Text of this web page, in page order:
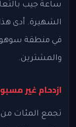
ساعة جيب
الشهيرة. أدى
في منطقة سوهو
والمشترين.
ازدحام غير
تجمع المئات